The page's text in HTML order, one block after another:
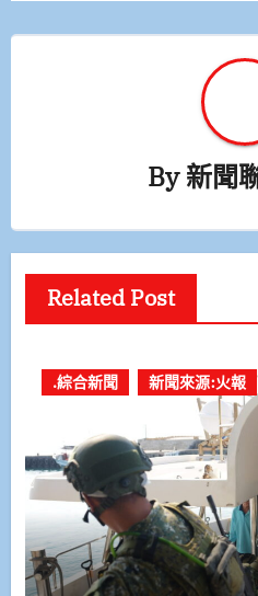
By新聞
Related Post
.綜合新聞 新聞來源:火報